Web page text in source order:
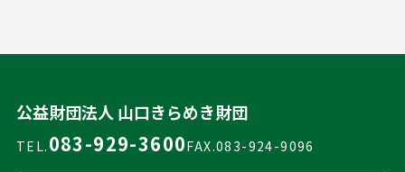
公益財団法人 山口きらめき財団
TEL. 083-929-3600FAX.083-924-9096